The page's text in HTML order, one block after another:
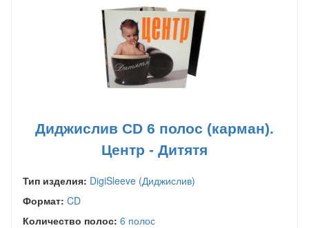
Диджислив CD 6 полос (карман).
Центр - Дитятя
Тип изделия: DigiSleeve (Диджислив)
Формат: CD
Количество полос: 6 полос